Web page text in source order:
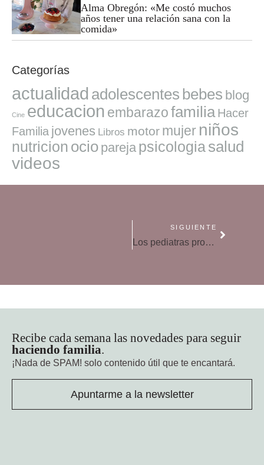
Alma Obregón: «Me costó muchos
años tener una relación sana con la
comida»
Categorías
actualidad adolescentes bebes blog
Cine educacion embarazofamilia Hacer
Familia jovenes Libros motor mujer niños
nutricion ocio pareja psicologiasalud
videos
SIGUIENTE
Los pediatras proponen adelantar la vacuna del sarampión por el aumento de los casos registrados
Recibe cada semana las novedades para seguir
haciendo familia.
¡Nada de SPAM! solo contenido útil que te encantará.
Apuntarme a la newsletter